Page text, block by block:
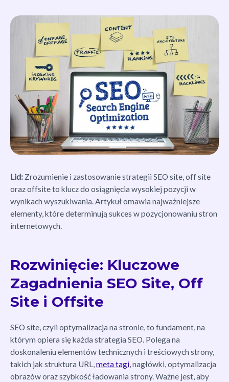
Lid: Zrozumienie i zastosowanie strategii SEO site, off site
oraz offsite to klucz do osiągnięcia wysokiej pozycji w
wynikach wyszukiwania. Artykuł omawia najważniejsze
elementy, które determinują sukces w pozycjonowaniu stron
internetowych.
Rozwinięcie: Kluczowe
Zagadnienia SEO Site, Off
Site i Offsite
SEO site, czyli optymalizacja na stronie, to fundament, na
którym opiera się każda strategia SEO. Polega na
doskonaleniu elementów technicznych i treściowych strony,
takich jak struktura URL,meta tagi, nagłówki, optymalizacja
obrazów oraz szybkość ładowania strony. Ważne jest, aby